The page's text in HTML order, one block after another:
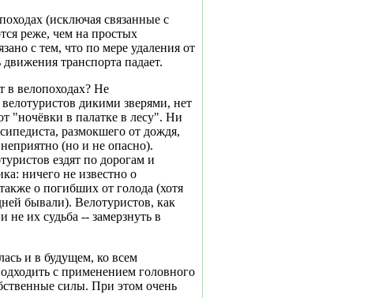
(исключая связанные с
реже, чем на простых
с тем, что по мере удаления от
транспорта падает.
в велопоходах? Не
дикими зверями, нет
"ночёвки в палатке в лесу". Ни
размокшего от дождя,
(но и не опасно).
ездят по дорогам и
ничего не известно о
о погибших от голода (хотя
бывали). Велотуристов, как
их судьба -- замерзнуть в
и в будущем, ко всем
с применением головного
силы. При этом очень